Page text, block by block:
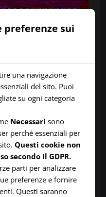
Forte
critico per
circolazione
intenso richiamo di
dai quadranti
). Questa
versante
severi e
preferenze sui
una navigazione
del sito. Puoi
su ogni categoria
Necessari sono
perché essenziali per
Questi cookie non
secondo il GDPR.
parti per analizzare
preferenze e fornire
Questi saranno